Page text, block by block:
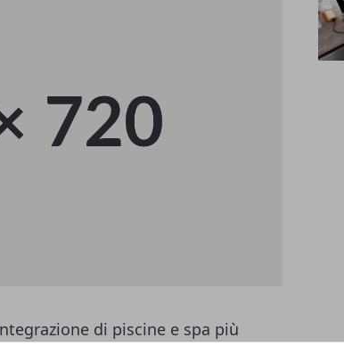
di piscine e spa più